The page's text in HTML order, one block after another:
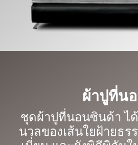
ผ้าปูที่น
ชุดผ้าปูที่นอนซินด้า ไ
นวลของเส้นใยฝ้ายธร